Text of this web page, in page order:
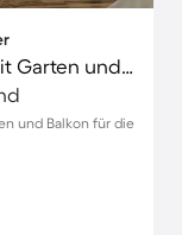
Kinderfreundliches Apartment mit Garten und Grill
und Balkon für die